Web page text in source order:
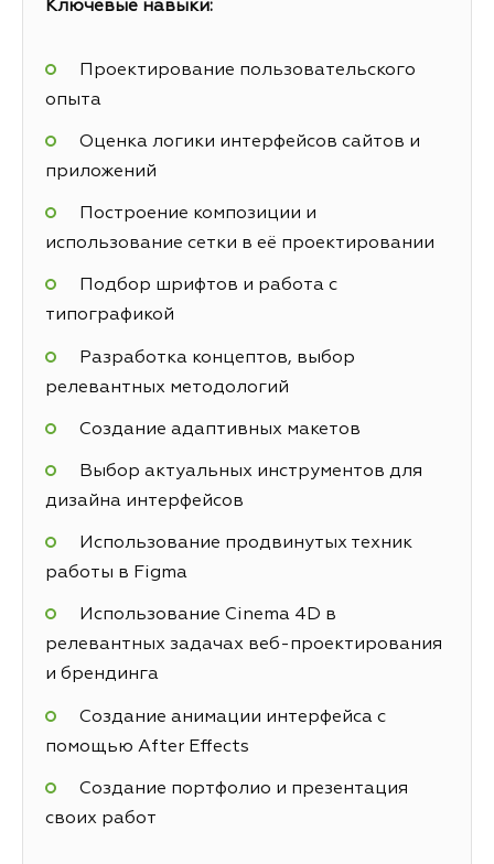
Ключевые навыки:
Проектирование пользовательского
опыта
Оценка логики интерфейсов сайтов и
приложений
Построение композиции и
использование сетки в её проектировании
Подбор шрифтов и работа с
типографикой
Разработка концептов, выбор
релевантных методологий
Создание адаптивных макетов
Выбор актуальных инструментов для
дизайна интерфейсов
Использование продвинутых техник
работы в Figma
Использование Cinema 4D в
релевантных задачах веб-проектирования
и брендинга
Создание анимации интерфейса с
помощью After Effects
Создание портфолио и презентация
своих работ